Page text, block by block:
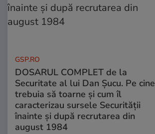
GSP.RO
DOSARUL COMPLET de la
Securitate al lui Dan Șucu. Pe cine
trebuia să toarne și cum îl
caracterizau sursele Securității
înainte și după recrutarea din
august 1984